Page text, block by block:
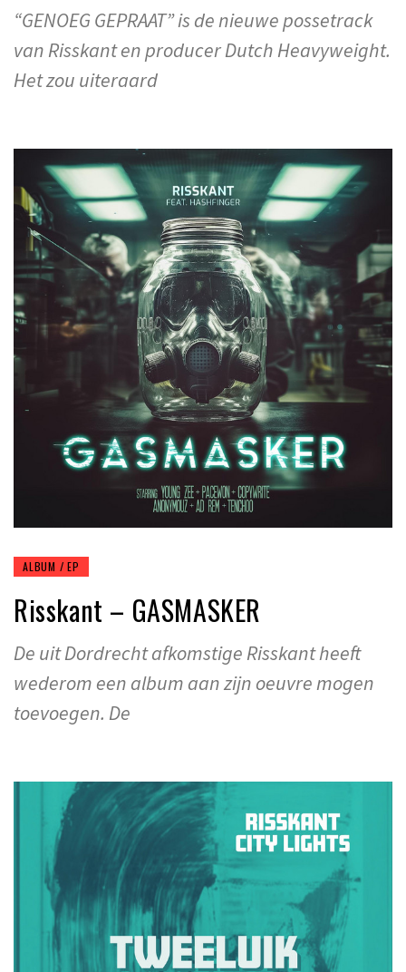
“GENOEG GEPRAAT” is de nieuwe possetrack
van Risskant en producer Dutch Heavyweight.
Het zou uiteraard
ALBUM / EP
Risskant – GASMASKER
De uit Dordrecht afkomstige Risskant heeft
wederom een album aan zijn oeuvre mogen
toevoegen. De